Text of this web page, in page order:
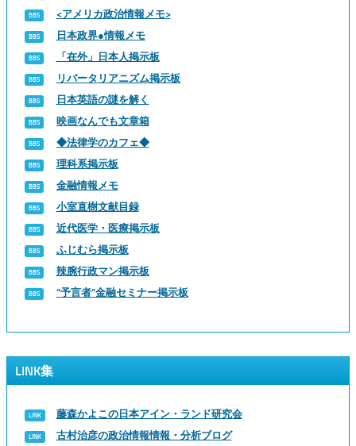
<アメリカ政治情報メモ>
日本政界●情報メモ
「在外」日本人掲示板
リバータリアニズム掲示板
日本英語の謎を解く
映画なんでも文章箱
◆法律学のカフェ◆
理科系掲示板
金融情報メモ
小室直樹文献目録
近代医学・医療掲示板
ふじむら掲示板
辣腕行政マン掲示板
“予言者”金融セミナー掲示板
LINK集
藤森かよこの日本アイン・ランド研究会
古村治彦の政治情報情報・分析ブログ